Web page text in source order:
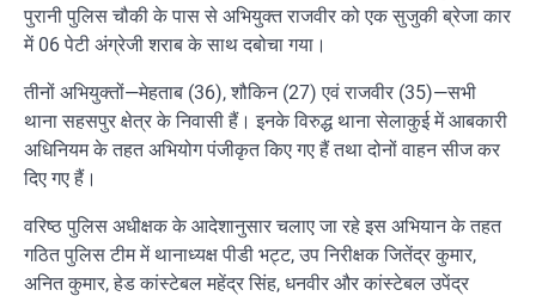
पुरानी पुलिस चौकी के पास से अभियुक्त राजवीर को एक सुजुकी ब्रेजा कार
में 06 पेटी अंग्रेजी शराब के साथ दबोचा गया।
तीनों अभियुक्तों—मेहताब (36), शौकिन (27) एवं राजवीर (35)—सभी
थाना सहसपुर क्षेत्र के निवासी हैं। इनके विरुद्ध थाना सेलाकुई में आबकारी
अधिनियम के तहत अभियोग पंजीकृत किए गए हैं तथा दोनों वाहन सीज कर
दिए गए हैं।
वरिष्ठ पुलिस अधीक्षक के आदेशानुसार चलाए जा रहे इस अभियान के तहत
गठित पुलिस टीम में थानाध्यक्ष पीडी भट्ट, उप निरीक्षक जितेंद्र कुमार,
अनित कुमार, हेड कांस्टेबल महेंद्र सिंह, धनवीर और कांस्टेबल उपेंद्र